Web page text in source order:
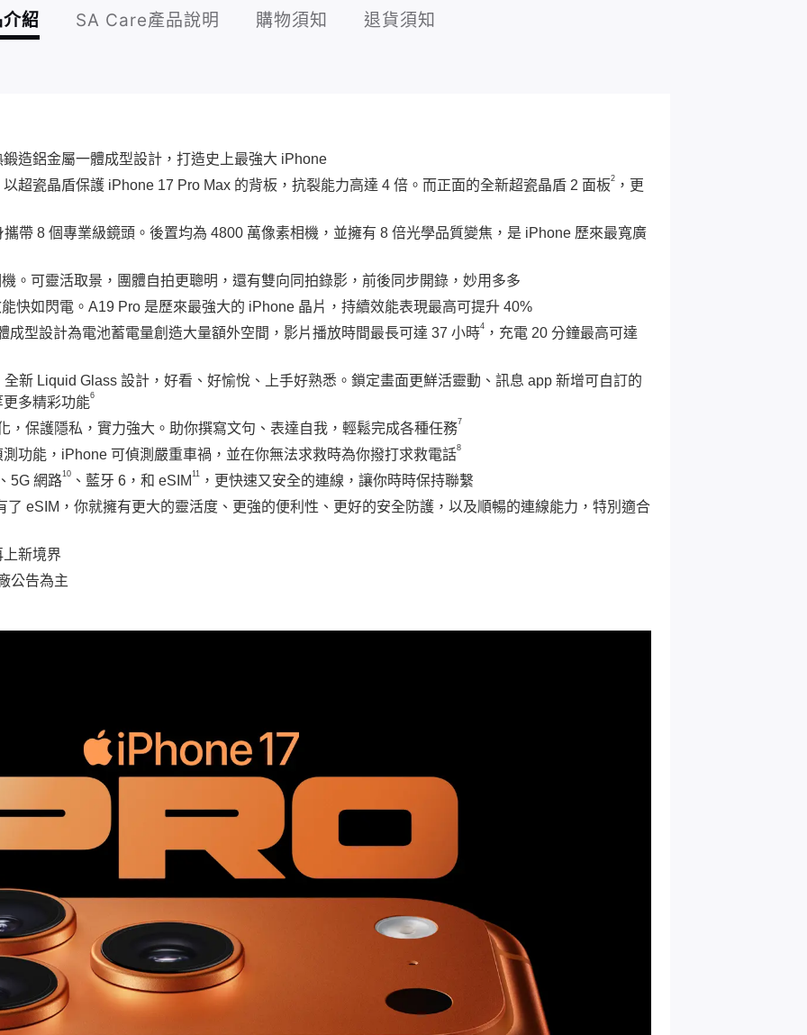
紹 SA Care產品說明 購物須知 退貨須知
造鋁金屬一體成型設計，打造史上最強大 iPhone
超瓷晶盾保護 iPhone 17 Pro Max 的背板，抗裂能力高達 4 倍。而正面的全新超瓷晶盾 2 面板2 ，更
帶 8 個專業級鏡頭。後置均為 4800 萬像素相機，並擁有 8 倍光學品質變焦，是 iPhone 歷來最寬廣
。可靈活取景，團體自拍更聰明，還有雙向同拍錄影，前後同步開錄，妙用多多
快如閃電。A19 Pro 是歷來最強大的 iPhone 晶片，持續效能表現最高可提升 40%
成型設計為電池蓄電量創造大量額外空間，影片播放時間最長可達 37 小時4 ，充電 20 分鐘最高可達
新 Liquid Glass 設計，好看、好愉悅、上手好熟悉。鎖定畫面更鮮活靈動、訊息 app 新增可自訂的
多精彩功能6
，保護隱私，實力強大。助你撰寫文句、表達自我，輕鬆完成各種任務7
功能，iPhone 可偵測嚴重車禍，並在你無法求救時為你撥打求救電話8
5G 網路10 、藍牙 6，和 eSIM 11 ，更快速又安全的連線，讓你時時保持聯繫
了 eSIM，你就擁有更大的靈活度、更強的便利性、更好的安全防護，以及順暢的連線能力，特別適合
新境界
公告為主